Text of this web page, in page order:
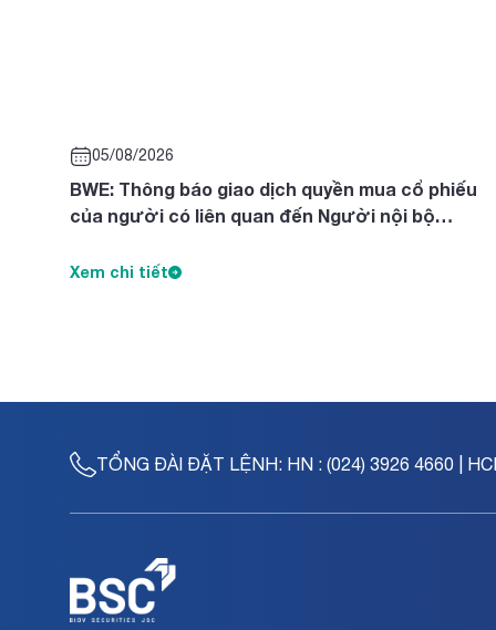
05/08/2026
BWE: Thông báo giao dịch quyền mua cổ phiếu
của người có liên quan đến Người nội bộ
Tuyết Lan
Xem chi tiết
TỔNG ĐÀI ĐẶT LỆNH: HN : (024) 3926 4660 |